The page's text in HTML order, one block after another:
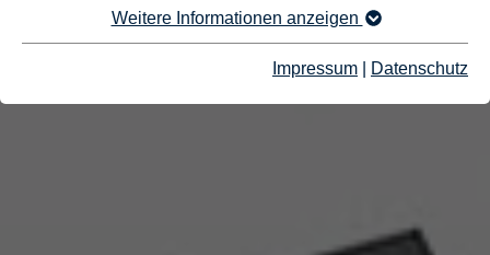
Weitere Informationen anzeigen
Impressum Datenschutz